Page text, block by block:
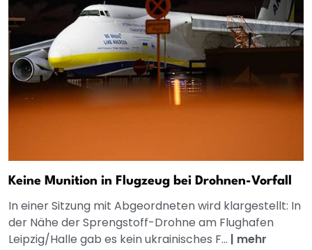
Keine Munition in Flugzeug bei Drohnen-Vorfall
In einer Sitzung mit Abgeordneten wird klargestellt: In
der Nähe der Sprengstoff-Drohne am Flughafen
Leipzig/Halle gab es kein ukrainisches F... | mehr